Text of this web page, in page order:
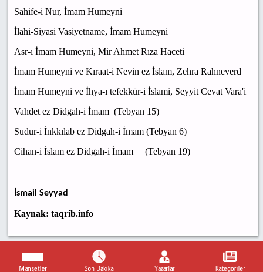
Sahife-i Nur, İmam Humeyni
İlahi-Siyasi Vasiyetname, İmam Humeyni
Asr-ı İmam Humeyni, Mir Ahmet Rıza Haceti
İmam Humeyni ve Kıraat-i Nevin ez İslam, Zehra Rahneverd
İmam Humeyni ve İhya-ı tefekkür-i İslami, Seyyit Cevat Vara'i
Vahdet ez Didgah-i İmam (Tebyan 15)
Sudur-i İnkkılab ez Didgah-i İmam (Tebyan 6)
Cihan-i İslam ez Didgah-i İmam (Tebyan 19)
İsmail Seyyad
Kaynak: taqrib.info